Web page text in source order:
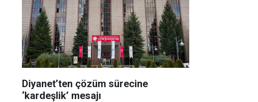
Diyanet’ten çözüm sürecine
‘kardeşlik’ mesajı